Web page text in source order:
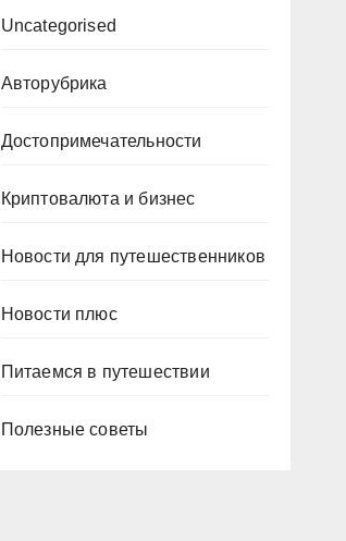
Uncategorised
Авторубрика
Достопримечательности
Криптовалюта и бизнес
Новости для путешественников
Новости плюс
Питаемся в путешествии
Полезные советы